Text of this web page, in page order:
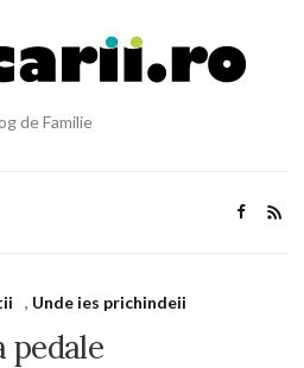
de Familie
, Unde ies prichindeii
pedale